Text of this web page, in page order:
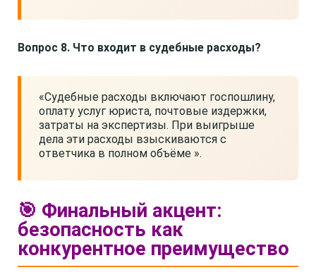
Вопрос 8. Что входит в судебные расходы?
«Судебные расходы включают госпошлину,
оплату услуг юриста, почтовые издержки,
затраты на экспертизы. При выигрыше
дела эти расходы взыскиваются с
ответчика в полном объёме ».
🎯 Финальный акцент:
безопасность как
конкурентное преимущество